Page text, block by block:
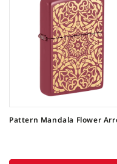
Pattern Mandala Flower